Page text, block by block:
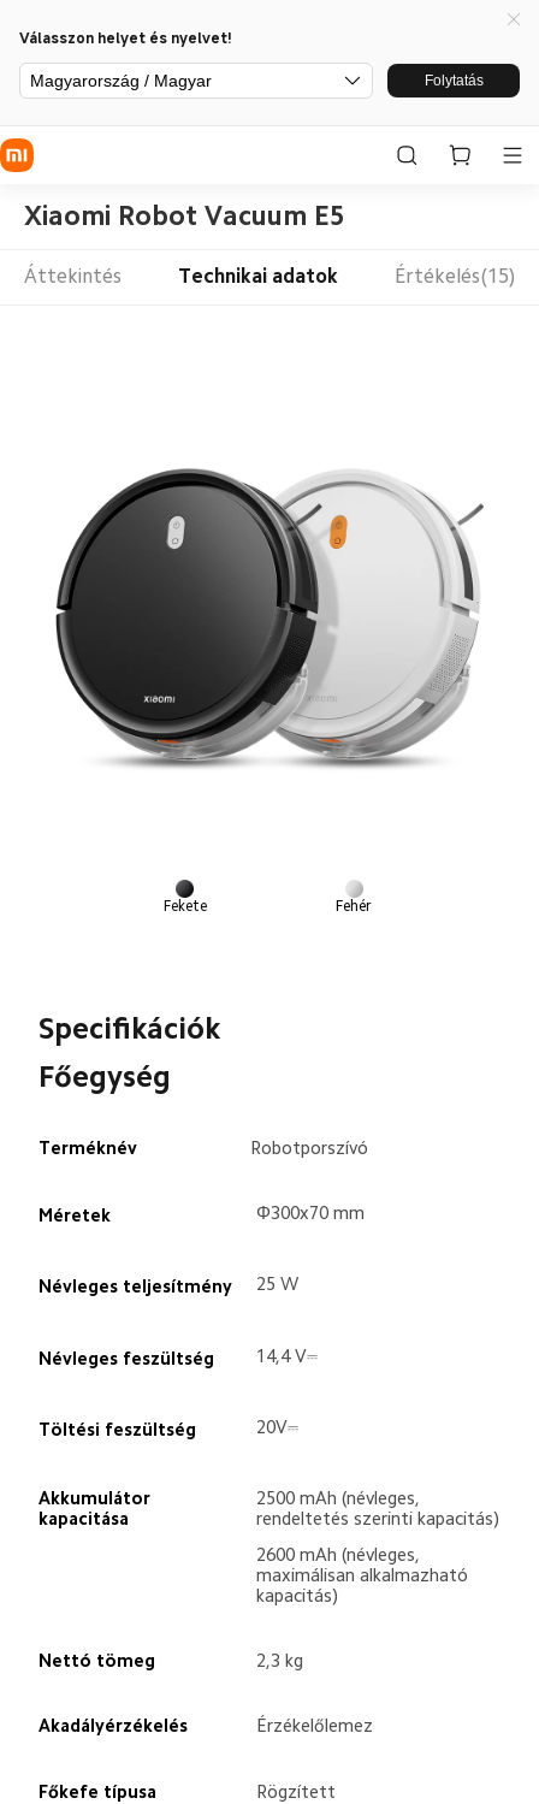
Válasszon helyet és nyelvet!
Magyarország / Magyar Folytatás
Xiaomi Robot Vacuum E5
Áttekintés Technikai adatok Értékelés(15)
Fekete Fehér
Specifikációk
Főegység
Terméknév Robotporszívó
Méretek Φ300x70 mm
Névleges teljesítmény 25 W
Névleges feszültség 14,4 V⎓
Töltési feszültség 20V⎓
Akkumulátor
kapacitása
2500 mAh (névleges,
rendeltetés szerinti kapacitás)
2600 mAh (névleges,
maximálisan alkalmazható
kapacitás)
Nettó tömeg 2,3 kg
Akadályérzékelés Érzékelőlemez
Főkefe típusa Rögzített